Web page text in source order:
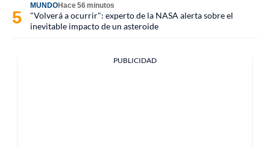
MUNDOHace 56 minutos
"Volverá a ocurrir": experto de la NASA alerta sobre el
inevitable impacto de un asteroide
PUBLICIDAD